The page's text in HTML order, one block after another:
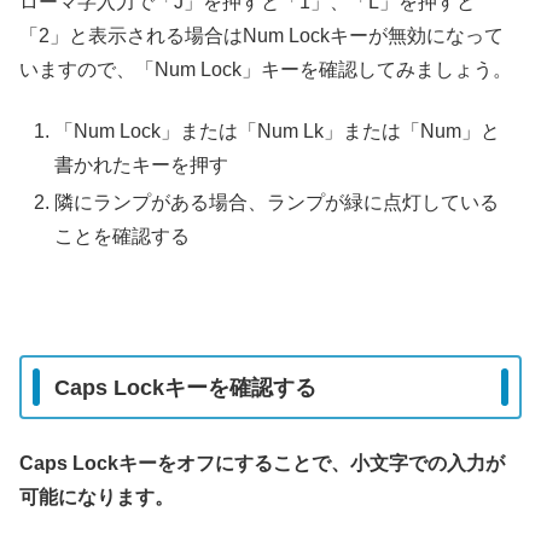
「2」と表示される場合はNum Lockキーが無効になって
いますので、「Num Lock」キーを確認してみましょう。
「Num Lock」または「Num Lk」または「Num」と
書かれたキーを押す
隣にランプがある場合、ランプが緑に点灯している
ことを確認する
Caps Lockキーを確認する
Caps Lockキーをオフにすることで、小文字での入力が
可能になります。